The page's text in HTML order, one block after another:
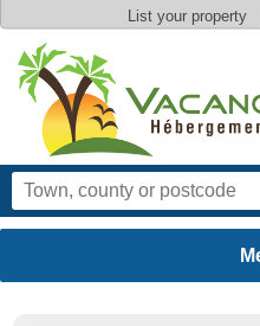
List your property